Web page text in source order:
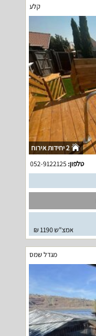
קלע
2 יחידות אירוח
טלפון:052-9122125
אמצ"ש 1190 ₪
מגדל שמס